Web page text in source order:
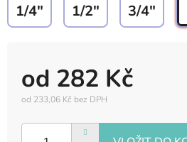
od 282 Kč
od 233,06 Kč bez DPH
cena:
1/4" 1/2" 3/4"